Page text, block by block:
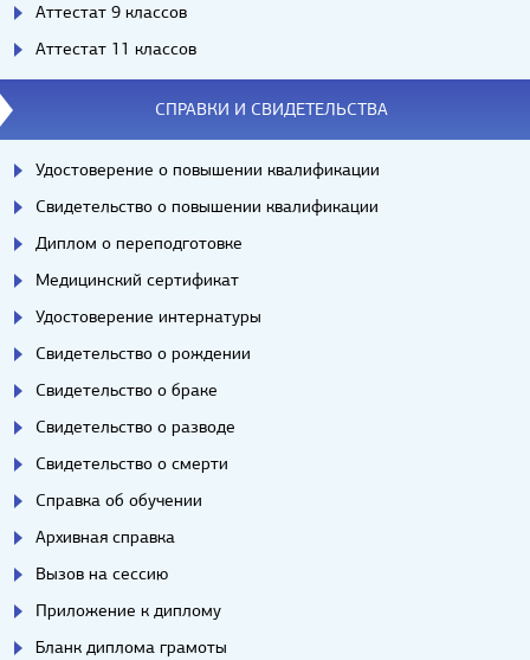
Аттестат 9 классов
Аттестат 11 классов
СПРАВКИ И СВИДЕТЕЛЬСТВА
Удостоверение о повышении квалификации
Свидетельство о повышении квалификации
Диплом о переподготовке
Медицинский сертификат
Удостоверение интернатуры
Свидетельство о рождении
Свидетельство о браке
Свидетельство о разводе
Свидетельство о смерти
Справка об обучении
Архивная справка
Вызов на сессию
Приложение к диплому
Бланк диплома грамоты